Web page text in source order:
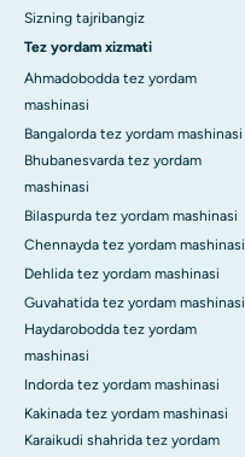
Sizning tajribangiz
Tez yordam xizmati
Ahmadobodda tez yordam
mashinasi
Bangalorda tez yordam mashinasi
Bhubanesvarda tez yordam
mashinasi
Bilaspurda tez yordam mashinasi
Chennayda tez yordam mashinasi
Dehlida tez yordam mashinasi
Guvahatida tez yordam mashinasi
Haydarobodda tez yordam
mashinasi
Indorda tez yordam mashinasi
Kakinada tez yordam mashinasi
Karaikudi shahrida tez yordam